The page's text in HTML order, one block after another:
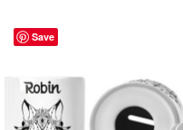
Save